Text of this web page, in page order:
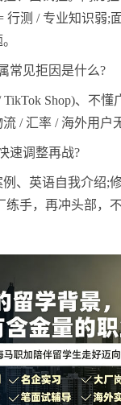
行测 / 专业知识弱;
常见拒因是什么?
Shop)、不懂
/ 汇率 / 海外用户
速调整再战?
、英语自我介绍;
练手，再冲头部，